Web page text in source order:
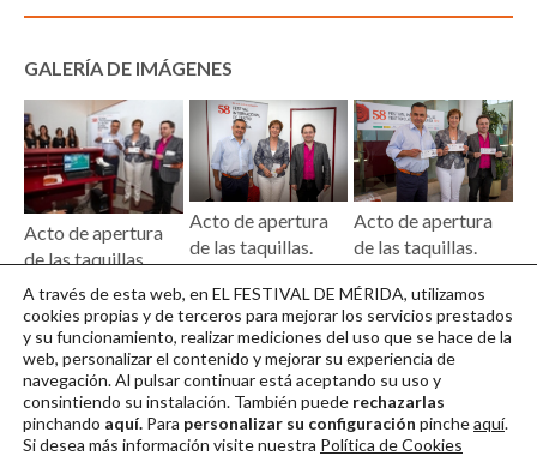
GALERÍA DE IMÁGENES
Acto de apertura
de las taquillas.
Foto. Jero
Morales_3
Descargar en alta
Acto de apertura
de las taquillas.
Foto. Jero Morales
Descargar en alta
Acto de apertura
de las taquillas.
Foto. Jero
Morales_2
Descargar en alta
A través de esta web, en EL FESTIVAL DE MÉRIDA, utilizamos
cookies propias y de terceros para mejorar los servicios prestados
y su funcionamiento, realizar mediciones del uso que se hace de la
web, personalizar el contenido y mejorar su experiencia de
navegación. Al pulsar continuarestá aceptando su uso y
consintiendo su instalación. También puede rechazarlas
pinchando aquí. Para personalizar su configuración pincheaquí.
Si desea más información visite nuestra Política de Cookies